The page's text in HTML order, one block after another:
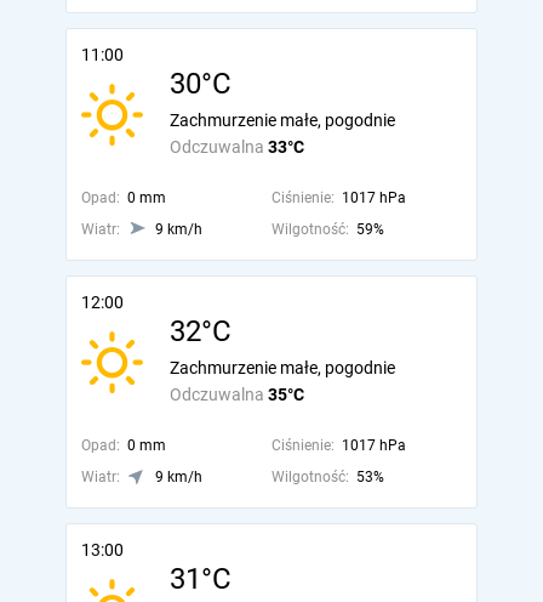
11:00
30°C
Odczuwalna 33°C
Zachmurzenie małe, pogodnie
Opad: 0 mm Ciśnienie: 1017 hPa
Wiatr:
9 km/h Wilgotność: 59%
12:00
32°C
Odczuwalna 35°C
Zachmurzenie małe, pogodnie
Opad: 0 mm Ciśnienie: 1017 hPa
Wiatr:
9 km/h Wilgotność: 53%
13:00
31°C